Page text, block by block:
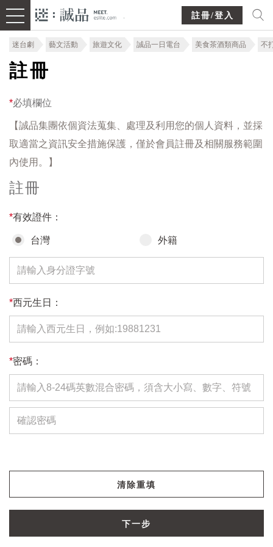
註冊/登入
迷台劇 藝文活動 旅遊文化 誠品一日電台 美食茶酒類商品 不
註冊
*必填欄位
【誠品集團依個資法蒐集、處理及利用您的個人資料，並採
取適當之資訊安全措施保護，僅於會員註冊及相關服務範圍
內使用。】
註冊
*有效證件：
台灣 外籍
*西元生日：
*密碼：